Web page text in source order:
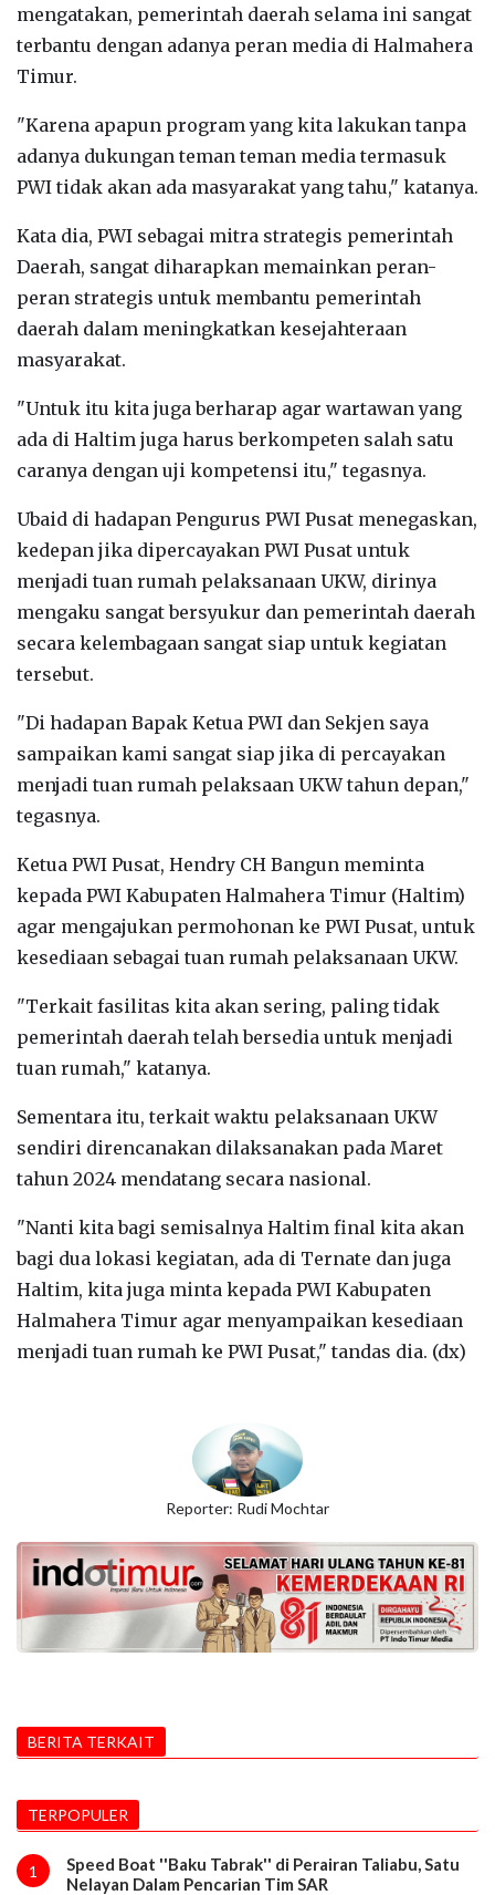
mengatakan, pemerintah daerah selama ini sangat
terbantu dengan adanya peran media di Halmahera
Timur.
"Karena apapun program yang kita lakukan tanpa
adanya dukungan teman teman media termasuk
PWI tidak akan ada masyarakat yang tahu," katanya.
Kata dia, PWI sebagai mitra strategis pemerintah
Daerah, sangat diharapkan memainkan peran-
peran strategis untuk membantu pemerintah
daerah dalam meningkatkan kesejahteraan
masyarakat.
"Untuk itu kita juga berharap agar wartawan yang
ada di Haltim juga harus berkompeten salah satu
caranya dengan uji kompetensi itu," tegasnya.
Ubaid di hadapan Pengurus PWI Pusat menegaskan,
kedepan jika dipercayakan PWI Pusat untuk
menjadi tuan rumah pelaksanaan UKW, dirinya
mengaku sangat bersyukur dan pemerintah daerah
secara kelembagaan sangat siap untuk kegiatan
tersebut.
"Di hadapan Bapak Ketua PWI dan Sekjen saya
sampaikan kami sangat siap jika di percayakan
menjadi tuan rumah pelaksaan UKW tahun depan,"
tegasnya.
Ketua PWI Pusat, Hendry CH Bangun meminta
kepada PWI Kabupaten Halmahera Timur (Haltim)
agar mengajukan permohonan ke PWI Pusat, untuk
kesediaan sebagai tuan rumah pelaksanaan UKW.
"Terkait fasilitas kita akan sering, paling tidak
pemerintah daerah telah bersedia untuk menjadi
tuan rumah," katanya.
Sementara itu, terkait waktu pelaksanaan UKW
sendiri direncanakan dilaksanakan pada Maret
tahun 2024 mendatang secara nasional.
"Nanti kita bagi semisalnya Haltim final kita akan
bagi dua lokasi kegiatan, ada di Ternate dan juga
Haltim, kita juga minta kepada PWI Kabupaten
Halmahera Timur agar menyampaikan kesediaan
menjadi tuan rumah ke PWI Pusat," tandas dia. (dx)
Reporter: Rudi Mochtar
BERITA TERKAIT
TERPOPULER
1
Speed Boat ''Baku Tabrak'' di Perairan Taliabu, Satu
Nelayan Dalam Pencarian Tim SAR